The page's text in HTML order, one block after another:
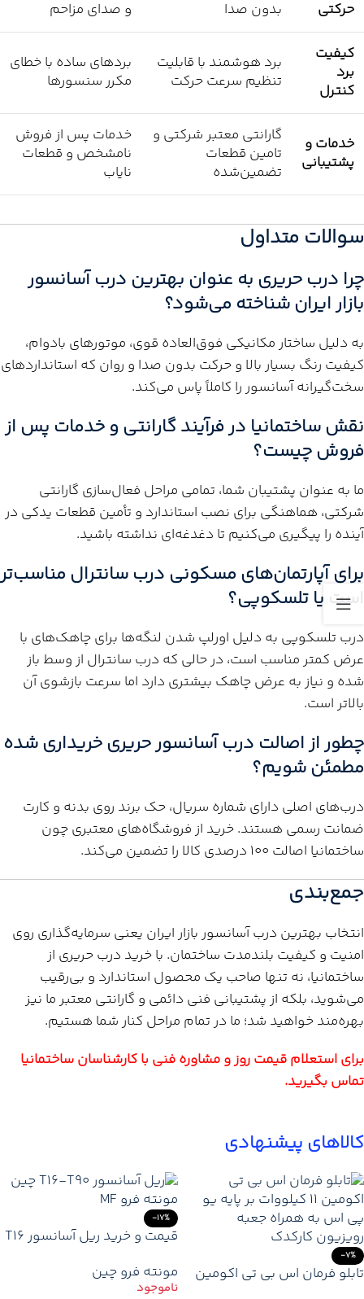
حرکتی
بدون صدا
و صدای مزاحم
کیفیت
برد
کنترل
برد هوشمند با قابلیت
تنظیم سرعت حرکت
بردهای ساده با خطای
مکرر سنسورها
خدمات و
پشتیبانی
گارانتی معتبر شرکتی و
تامین قطعات
تضمین‌شده
خدمات پس از فروش
نامشخص و قطعات
نایاب
سوالات متداول
چرا درب حریری به عنوان بهترین درب آسانسور
بازار ایران شناخته می‌شود؟
به دلیل ساختار مکانیکی فوق‌العاده قوی، موتورهای بادوام،
کیفیت رنگ بسیار بالا و حرکت بدون صدا و روان که استانداردهای
سخت‌گیرانه آسانسور را کاملاً پاس می‌کند.
نقش ساختمانیا در فرآیند گارانتی و خدمات پس از
فروش چیست؟
ما به عنوان پشتیبان شما، تمامی مراحل فعال‌سازی گارانتی
شرکتی، هماهنگی برای نصب استاندارد و تأمین قطعات یدکی در
آینده را پیگیری می‌کنیم تا دغدغه‌ای نداشته باشید.
برای آپارتمان‌های مسکونی درب سانترال مناسب‌تر
است یا تلسکوپی؟
درب تلسکوپی به دلیل اورلپ شدن لنگه‌ها برای چاهک‌های با
عرض کمتر مناسب است، در حالی که درب سانترال از وسط باز
شده و نیاز به عرض چاهک بیشتری دارد اما سرعت بازشوی آن
بالاتر است.
چطور از اصالت درب آسانسور حریری خریداری شده
مطمئن شویم؟
درب‌های اصلی دارای شماره سریال، حک برند روی بدنه و کارت
ضمانت رسمی هستند. خرید از فروشگاه‌های معتبری چون
ساختمانیا اصالت ۱۰۰ درصدی کالا را تضمین می‌کند.
جمع‌بندی
انتخاب بهترین درب آسانسور بازار ایران یعنی سرمایه‌گذاری روی
امنیت و کیفیت بلندمدت ساختمان. با خرید درب حریری از
ساختمانیا، نه تنها صاحب یک محصول استاندارد و بی‌رقیب
می‌شوید، بلکه از پشتیبانی فنی دائمی و گارانتی معتبر ما نیز
بهره‌مند خواهید شد؛ ما در تمام مراحل کنار شما هستیم.
برای استعلام قیمت روز و مشاوره فنی با کارشناسان ساختمانیا
تماس بگیرید.
کالاهای پیشنهادی
-7%
تابلو فرمان اس بی تی اکومین
-17%
قیمت و خرید ریل آسانسور T16
مونته فرو چین